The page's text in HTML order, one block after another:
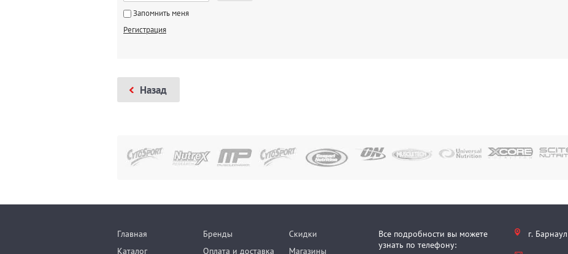
Запомнить меня
Регистрация
Назад
Главная
Каталог
Бренды
Оплата и доставка
Скидки
Магазины
Все подробности вы можете
узнать по телефону:
г. Барнаул